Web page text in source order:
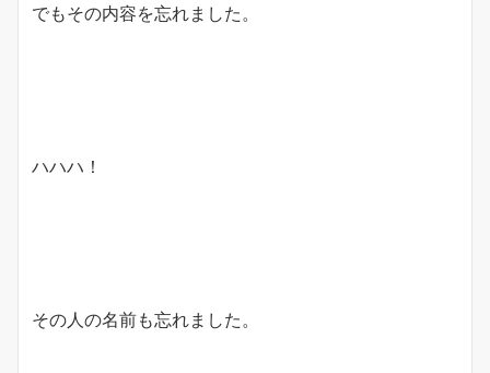
でもその内容を忘れました。
ハハハ！
その人の名前も忘れました。